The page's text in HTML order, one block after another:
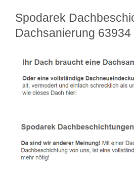
Spodarek
Dachsanierung